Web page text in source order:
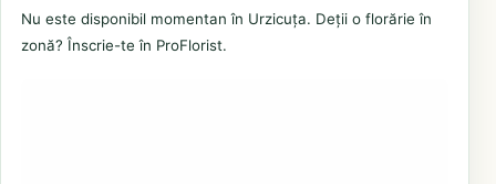
Nu este disponibil momentan în Urzicuța. Deții o florărie în
zonă? Înscrie-te în ProFlorist.